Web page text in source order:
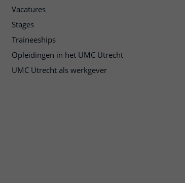
Vacatures
Stages
Traineeships
Opleidingen in het UMC Utrecht
UMC Utrecht als werkgever